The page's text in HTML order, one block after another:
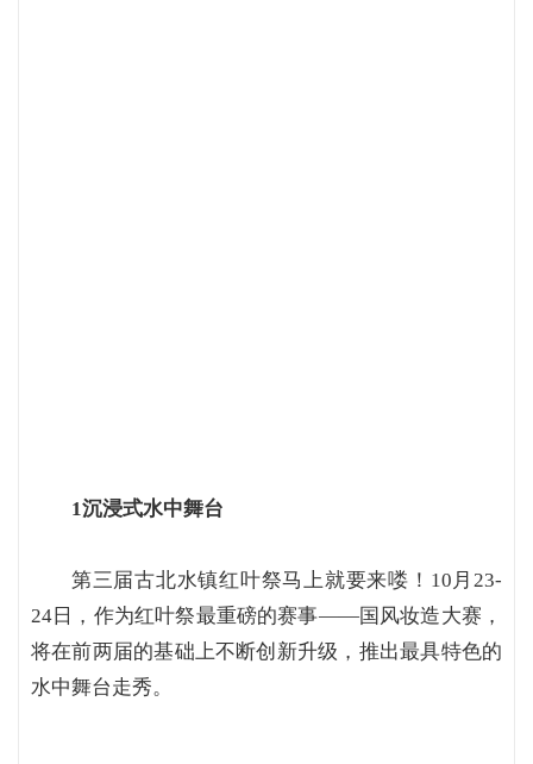
1沉浸式水中舞台
第三届古北水镇红叶祭马上就要来喽！10月23-
24日，作为红叶祭最重磅的赛事——国风妆造大赛，
将在前两届的基础上不断创新升级，推出最具特色的
水中舞台走秀。